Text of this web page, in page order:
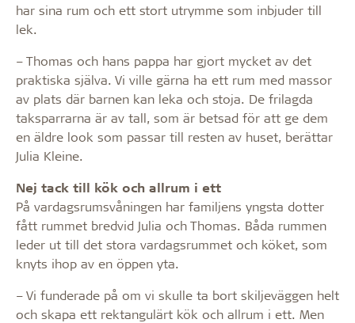
har sina rum och ett stort utrymme som inbjuder till
lek.
– Thomas och hans pappa har gjort mycket av det
praktiska själva. Vi ville gärna ha ett rum med massor
av plats där barnen kan leka och stoja. De frilagda
taksparrarna är av tall, som är betsad för att ge dem
en äldre look som passar till resten av huset, berättar
Julia Kleine.
Nej tack till kök och allrum i ett
På vardagsrumsvåningen har familjens yngsta dotter
fått rummet bredvid Julia och Thomas. Båda rummen
leder ut till det stora vardagsrummet och köket, som
knyts ihop av en öppen yta.
– Vi funderade på om vi skulle ta bort skiljeväggen helt
och skapa ett rektangulärt kök och allrum i ett. Men